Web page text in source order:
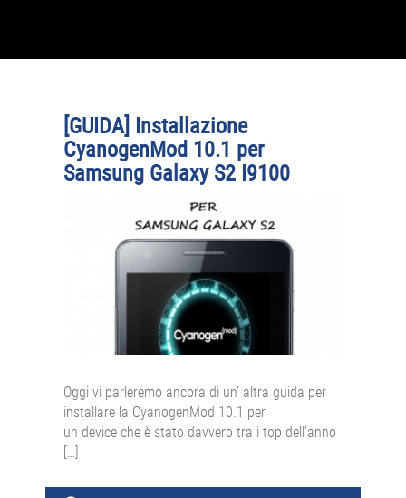
[GUIDA] Installazione
CyanogenMod 10.1 per
Samsung Galaxy S2 I9100
Oggi vi parleremo ancora di un’ altra guida per
installare la CyanogenMod 10.1 per
un device che è stato davvero tra i top dell’anno
[…]